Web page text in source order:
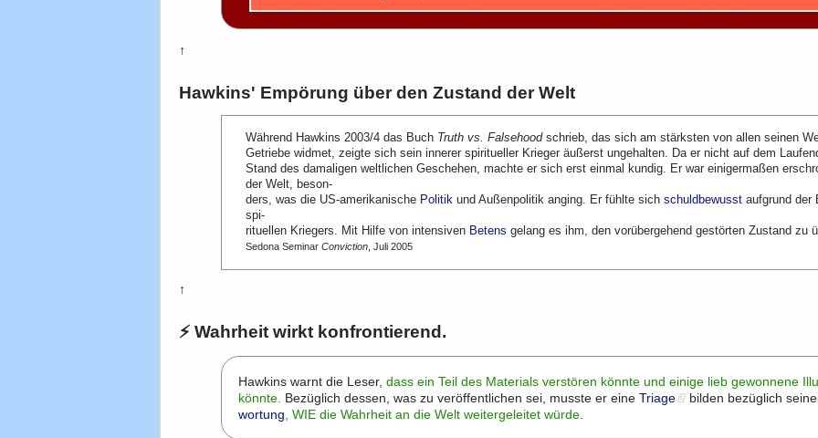
↑
Hawkins' Empörung über den Zustand der Welt
Während Hawkins 2003/4 das Buch Truth vs. Falsehoodschrieb, das sich am stärksten von allen seinen
Getriebe widmet, zeigte sich sein innerer spiritueller Krieger äußerst ungehalten. Da er nicht auf dem
Stand des damaligen weltlichen Geschehen, machte er sich erst einmal kundig. Er war einigermaßen
der Welt, beson-
ders, was die US-amerikanische Politikund Außenpolitik anging. Er fühlte sich schuldbewusstaufgrund der
spi-
rituellen Kriegers. Mit Hilfe von intensiven Betens gelang es ihm, den vorübergehend gestörten Zustand zu
Sedona Seminar Conviction, Juli 2005
↑
⚡ Wahrheit wirkt konfrontierend.
Hawkins warnt die Leser,dass ein Teil des Materials verstören könnte und einige lieb gewonnene
könnte. Bezüglich dessen, was zu veröffentlichen sei, musste er eineTriage bilden bezüglich
wortung , WIE die Wahrheit an die Welt weitergeleitet würde